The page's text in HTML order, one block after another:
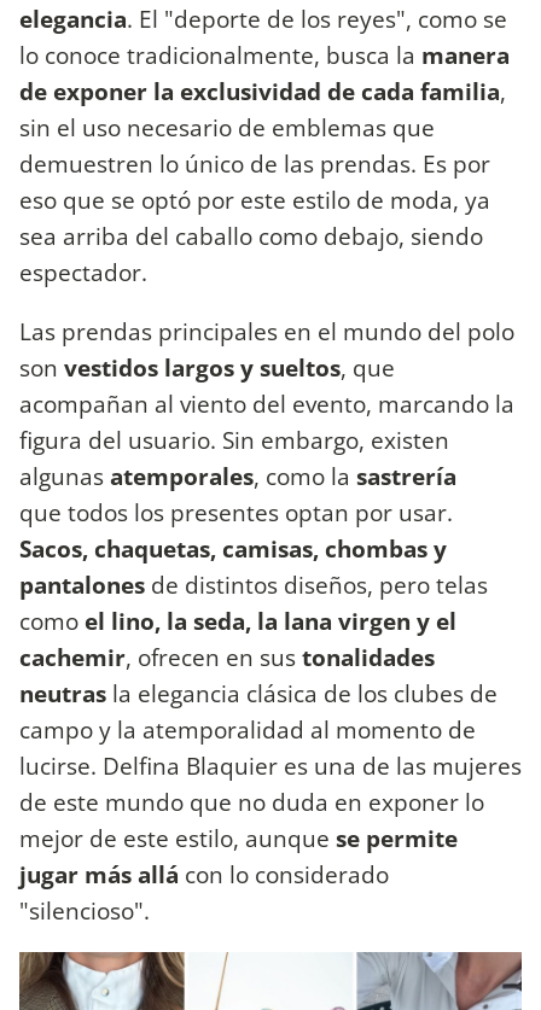
elegancia. El "deporte de los reyes", como se
lo conoce tradicionalmente, busca la manera
de exponer la exclusividad de cada familia,
sin el uso necesario de emblemas que
demuestren lo único de las prendas. Es por
eso que se optó por este estilo de moda, ya
sea arriba del caballo como debajo, siendo
espectador.
Las prendas principales en el mundo del polo
son vestidos largos y sueltos, que
acompañan al viento del evento, marcando la
figura del usuario. Sin embargo, existen
algunasatemporales, como la sastrería
que todos los presentes optan por usar.
Sacos, chaquetas, camisas, chombas y
pantalones de distintos diseños, pero telas
como el lino, la seda, la lana virgen y el
cachemir, ofrecen en sustonalidades
neutras la elegancia clásica de los clubes de
campo y la atemporalidad al momento de
lucirse. Delfina Blaquier es una de las mujeres
de este mundo que no duda en exponer lo
mejor de este estilo, aunque se permite
jugar más allá con lo considerado
"silencioso".